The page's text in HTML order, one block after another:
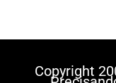
Copyright